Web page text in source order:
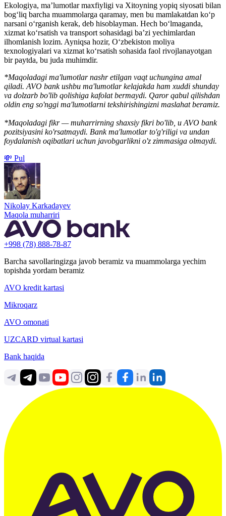
Ekologiya, ma’lumotlar maxfiyligi va Xitoyning yopiq siyosati bilan
bog‘liq barcha muammolarga qaramay, men bu mamlakatdan ko‘p
narsani o‘rganish kerak, deb hisoblayman. Hech bo‘lmaganda,
xizmat ko‘rsatish va transport sohasidagi ba’zi yechimlardan
ilhomlanish lozim. Ayniqsa hozir, O‘zbekiston moliya
texnologiyalari va xizmat ko‘rsatish sohasida faol rivojlanayotgan
bir paytda, bu juda muhimdir.
*Maqoladagi ma'lumotlar nashr etilgan vaqt uchungina amal
qiladi. AVO bank ushbu ma'lumotlar kelajakda ham xuddi shunday
va dolzarb bo'lib qolishiga kafolat bermaydi. Qaror qabul qilishdan
oldin eng so'nggi ma'lumotlarni tekshirishingizni maslahat beramiz.
*Maqoladagi fikr — muharrirning shaxsiy fikri bo'lib, u AVO bank
pozitsiyasini ko'rsatmaydi. Bank ma'lumotlar to'g'riligi va undan
foydalanish oqibatlari uchun javobgarlikni o'z zimmasiga olmaydi.
💸 Pul
Nikolay Karkadayev
Maqola muharriri
+998 (78) 888-78-87
Barcha savollaringizga javob beramiz va muammolarga yechim
topishda yordam beramiz
AVO kredit kartasi
Mikroqarz
AVO omonati
UZCARD virtual kartasi
Bank haqida